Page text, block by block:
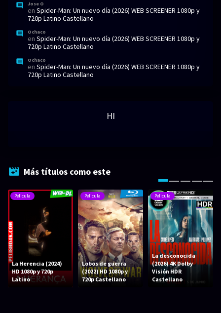
Jose O
en Spider-Man: Un nuevo día (2026) WEB SCREENER 1080p y
720p Latino Castellano
Ochaco
en Spider-Man: Un nuevo día (2026) WEB SCREENER 1080p y
720p Latino Castellano
Ochaco
en Spider-Man: Un nuevo día (2026) WEB SCREENER 1080p y
720p Latino Castellano
HI
Más títulos como este
Pelicula
La Herencia (2024)
HD 1080p y 720p
Latino
Pelicula
Lobos de guerra
(2022) HD 1080p y
720p Castellano
Pelicula
La desconocida
(2026) 4K Dolby
Visión HDR
Castellano